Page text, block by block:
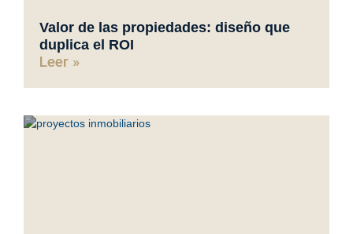
Valor de las propiedades: diseño que
duplica el ROI
Leer »